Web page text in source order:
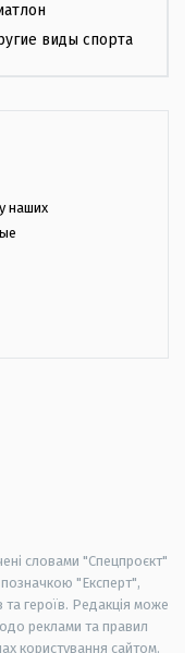
виды спорта
наших
словами "Спецпроєкт"
"Експерт",
героїв. Редакція може
реклами та правил
користування сайтом.